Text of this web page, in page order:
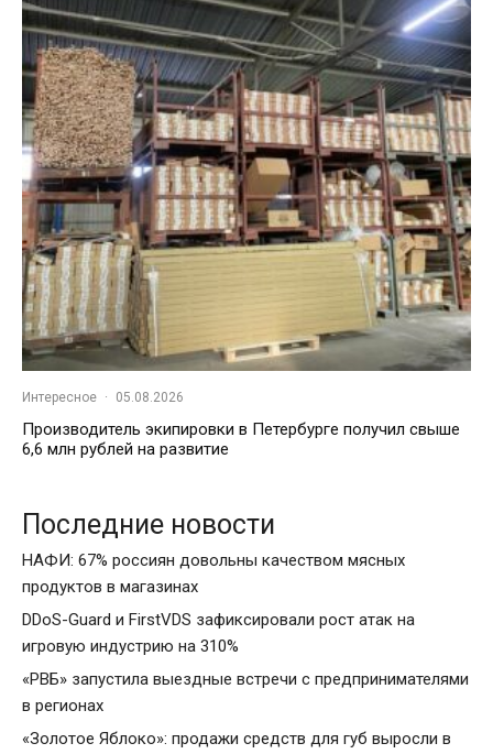
Интересное · 05.08.2026
Производитель экипировки в Петербурге получил свыше
6,6 млн рублей на развитие
Последние новости
НАФИ: 67% россиян довольны качеством мясных
продуктов в магазинах
DDoS-Guard и FirstVDS зафиксировали рост атак на
игровую индустрию на 310%
«РВБ» запустила выездные встречи с предпринимателями
в регионах
«Золотое Яблоко»: продажи средств для губ выросли в